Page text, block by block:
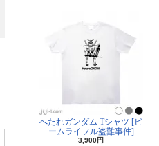
へたれガンダム Tシャツ [ビ
ームライフル盗難事件]
3,900円